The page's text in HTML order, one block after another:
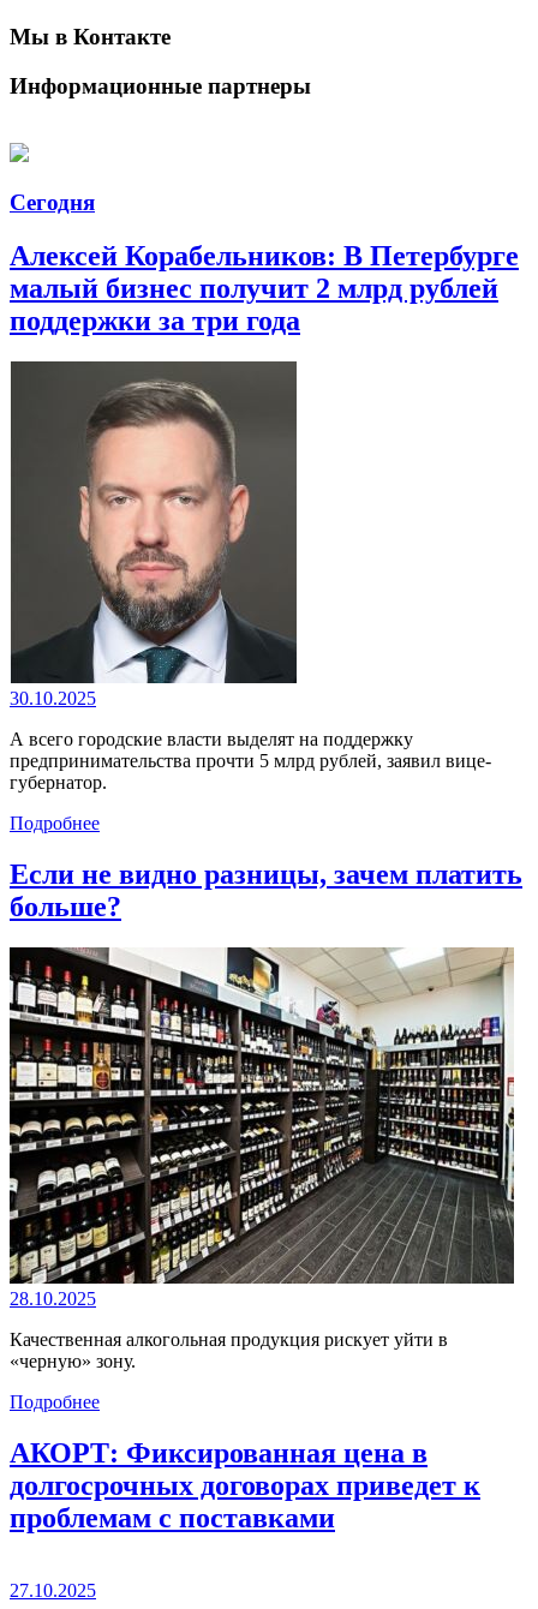
Мы в Контакте
Информационные партнеры
Сегодня
Алексей Корабельников: В Петербурге
малый бизнес получит 2 млрд рублей
поддержки за три года
30.10.2025
А всего городские власти выделят на поддержку
предпринимательства прочти 5 млрд рублей, заявил вице-
губернатор.
Подробнее
Если не видно разницы, зачем платить
больше?
28.10.2025
Качественная алкогольная продукция рискует уйти в
«черную» зону.
Подробнее
АКОРТ: Фиксированная цена в
долгосрочных договорах приведет к
проблемам с поставками
27.10.2025